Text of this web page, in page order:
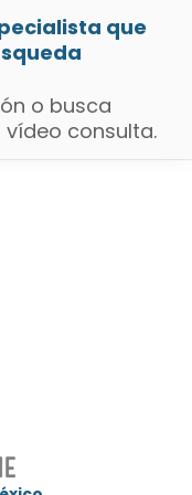
que
o busca
consulta.